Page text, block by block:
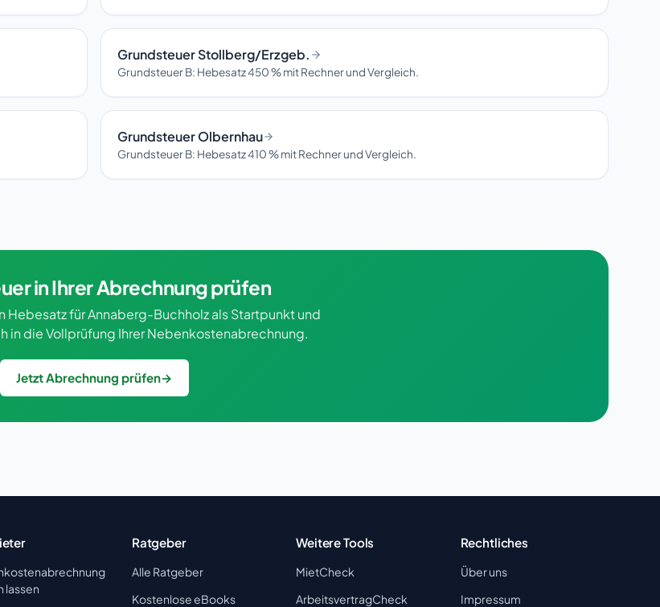
Grundsteuer Stollberg/Erzgeb.
Grundsteuer B: Hebesatz 450 % mit Rechner und Vergleich.
Grundsteuer Olbernhau
Grundsteuer B: Hebesatz 410 % mit Rechner und Vergleich.
in Ihrer Abrechnung prüfen
Hebesatz für Annaberg-Buchholz als Startpunkt und
in die Vollprüfung Ihrer Nebenkostenabrechnung.
Jetzt Abrechnung prüfen→
lassen
Ratgeber
Alle Ratgeber
Kostenlose eBooks
Weitere Tools
MietCheck
ArbeitsvertragCheck
Rechtliches
Über uns
Impressum